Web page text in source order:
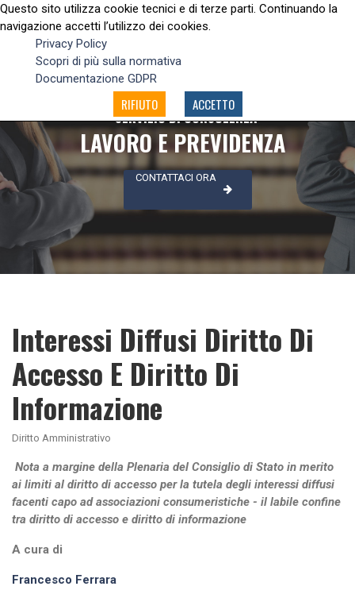
SERVIZIO DI CONSULENZA
LAVORO E PREVIDENZA
CONTATTACI ORA
Interessi Diffusi Diritto Di
Accesso E Diritto Di
Informazione
Diritto Amministrativo
Nota a margine della Plenaria del Consiglio di Stato in merito
ai limiti al diritto di accesso per la tutela degli interessi diffusi
facenti capo ad associazioni consumeristiche - il labile confine
tra diritto di accesso e diritto di informazione
A cura di
Francesco Ferrara
Questo sito utilizza cookie tecnici e di terze parti. Continuando la
navigazione accetti l’utilizzo dei cookies.
Privacy Policy
Scopri di più sulla normativa
Documentazione GDPR
RIFIUTO ACCETTO